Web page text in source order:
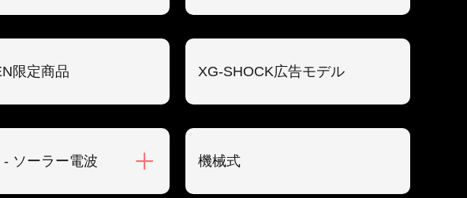
限定商品 XG-SHOCK広告モデル
- ソーラー電波 機械式